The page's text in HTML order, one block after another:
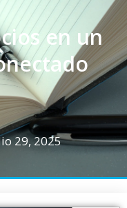
en un
29, 2025